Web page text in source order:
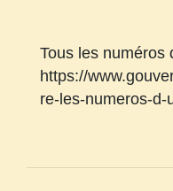
Tous les numéros
https://
re-les-numeros-d-